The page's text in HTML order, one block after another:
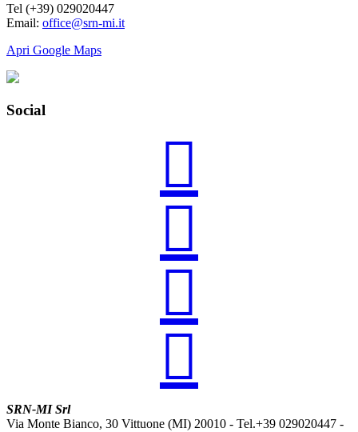
Tel (+39) 029020447
Email: office@srn-mi.it
Apri Google Maps
Social




SRN-MI Srl
Via Monte Bianco, 30 Vittuone (MI) 20010 - Tel.+39 029020447 -